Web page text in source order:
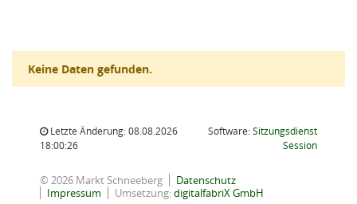
Keine Daten gefunden.
Letzte Änderung: 08.08.2026
18:00:26
Software:Sitzungsdienst
Session(Wird in
© 2026 Markt Schneeberg
Datenschutz
Impressum
Umsetzung:digitalfabriX GmbH